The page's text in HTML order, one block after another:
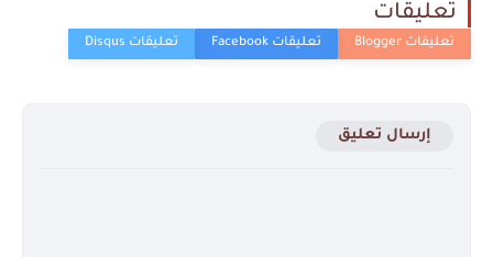
تعليقات
إرسال تعليق